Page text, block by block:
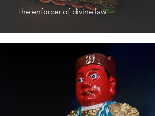
The enforcer of divine law